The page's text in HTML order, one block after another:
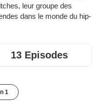
leur groupe des
dans le monde du hip-
13 Episodes
1